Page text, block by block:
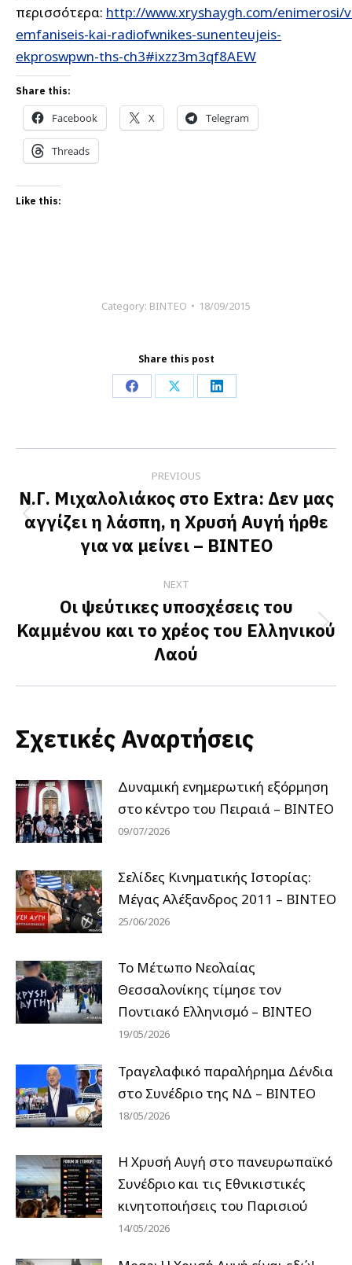
περισσότερα: http://www.xryshaygh.com/enimerosi/
emfaniseis-kai-radiofwnikes-sunenteujeis-
ekproswpwn-ths-ch3#ixzz3m3qf8AEW
Share this:
Facebook X Telegram
Threads
Like this:
Category: ΒΙΝΤΕΟ 18/09/2015
Share this post
Share
Facebook
Share
X
Share
LinkedIn
navigation
PREVIOUS
Previous
post:
Ν.Γ. Μιχαλολιάκος στο Εxtra: Δεν μας
αγγίζει η λάσπη, η Χρυσή Αυγή ήρθε
για να μείνει – ΒΙΝΤΕΟ
NEXT
Next
post:
Οι ψεύτικες υποσχέσεις του
Καμμένου και το χρέος του Ελληνικού
Λαού
Σχετικές Αναρτήσεις
Δυναμική ενημερωτική εξόρμηση
στο κέντρο του Πειραιά – ΒΙΝΤΕΟ
09/07/2026
Σελίδες Κινηματικής Ιστορίας:
Μέγας Αλέξανδρος 2011 – ΒΙΝΤΕΟ
25/06/2026
Το Μέτωπο Νεολαίας
Θεσσαλονίκης τίμησε τον
Ποντιακό Ελληνισμό – ΒΙΝΤΕΟ
19/05/2026
Τραγελαφικό παραλήρημα Δένδια
στο Συνέδριο της ΝΔ – ΒΙΝΤΕΟ
18/05/2026
Η Χρυσή Αυγή στο πανευρωπαϊκό
Συνέδριο και τις Εθνικιστικές
κινητοποιήσεις του Παρισιού
14/05/2026